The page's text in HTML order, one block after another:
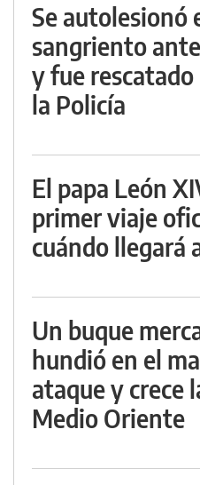
Se autolesionó
sangriento
y fue
la Policía
El papa León
primer viaje
cuándo llegará
Un buque
hundió en el
ataque y crece
Medio Oriente